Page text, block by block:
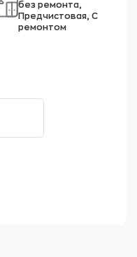
без ремонта,
Предчистовая, С
ремонтом